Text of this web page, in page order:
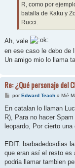
R, como por
batalla de Kaku y
Rucci.
Ah, vale
en ese caso le debo de
Un amigo mio lo llama
Re: ¿Qué personaje del
M
n
a
j
e
porEdward Teach» Mié
En catalan lo llaman
R), Para no hacer
leopardo, Por cierto
EDIT: barbadedosdias
que eran así el resto es
podria llamar tambien